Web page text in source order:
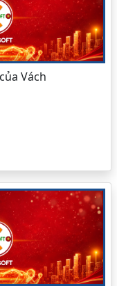
Vách